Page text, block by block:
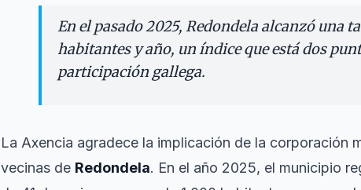
En el pasado 2025, Redondela alcanzó una
habitantes y año, un índice que está dos
participación gallega.
La Axencia agradece la implicación de la corporación
vecinas de Redondela. En el año 2025, el municipio